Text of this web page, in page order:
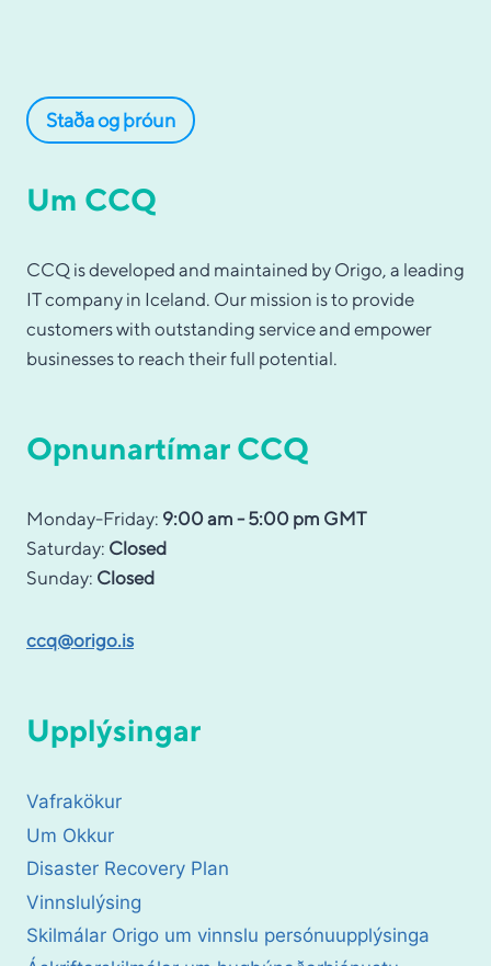
Staða og þróun
Um CCQ
CCQ is developed and maintained by Origo, a leading
IT company in Iceland. Our mission is to provide
customers with outstanding service and empower
businesses to reach their full potential.
Opnunartímar CCQ
Monday-Friday: 9:00 am - 5:00 pm GMT
Saturday: Closed
Sunday: Closed
ccq@origo.is
Upplýsingar
Vafrakökur
Um Okkur
Disaster Recovery Plan
Vinnslulýsing
Skilmálar Origo um vinnslu persónuupplýsinga